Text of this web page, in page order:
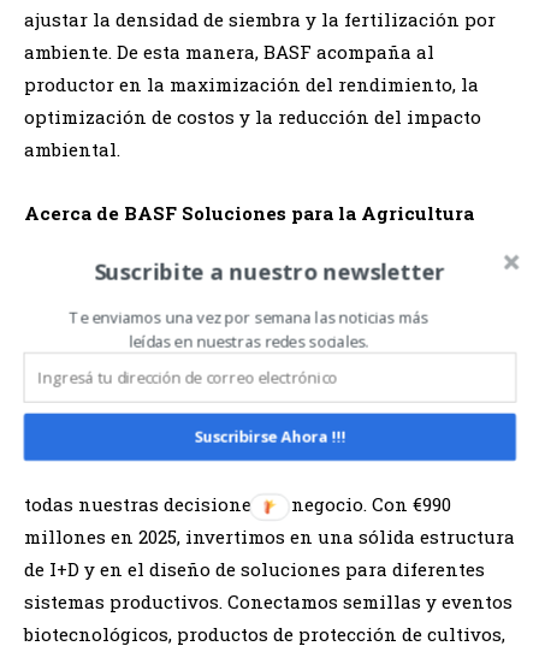
ajustar la densidad de siembra y la fertilización por
ambiente. De esta manera, BASF acompaña al
productor en la maximización del rendimiento, la
optimización de costos y la reducción del impacto
ambiental.
Acerca de BASF Soluciones para la Agricultura
Todo lo que hacemos, lo hacemos por amor a la
agricultura. La agricultura es fundamental para
proporcionar alimentos suficientes y asequibles a
una población en rápido crecimiento, reduciendo al
mismo tiempo el impacto ambiental. Es por este
motivo que trabajamos con socios y expertos para
todas nuestras decisiones de negocio. Con €990
millones en 2025, invertimos en una sólida estructura
de I+D y en el diseño de soluciones para diferentes
sistemas productivos. Conectamos semillas y eventos
biotecnológicos, productos de protección de cultivos,
Suscribite a nuestro newsletter
Te enviamos una vez por semana las noticias más
leídas en nuestras redes sociales.
Suscribirse Ahora !!!